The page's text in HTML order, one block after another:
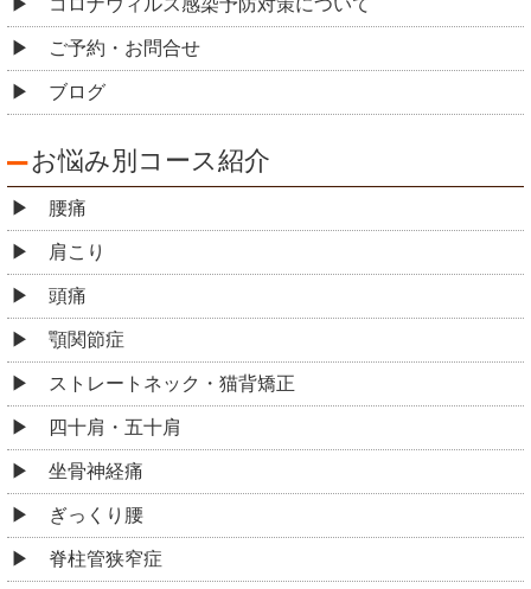
コロナウィルス感染予防対策について
ご予約・お問合せ
ブログ
お悩み別コース紹介
腰痛
肩こり
頭痛
顎関節症
ストレートネック・猫背矯正
四十肩・五十肩
坐骨神経痛
ぎっくり腰
脊柱管狭窄症